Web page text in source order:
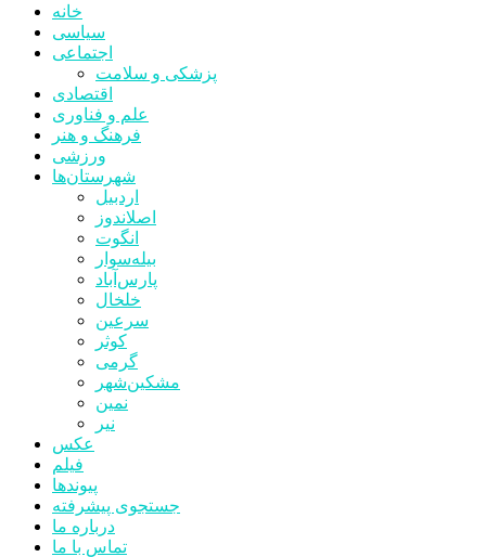
خانه
سیاسی
اجتماعی
پزشکی و سلامت
اقتصادی
علم و فناوری
فرهنگ و هنر
ورزشی
شهرستان‌ها
اردبیل
اصلاندوز
انگوت
بیله‌سوار
پارس‌آباد
خلخال
سرعین
کوثر
گرمی
مشکین‌شهر
نمین
نیر
عکس
فیلم
پیوندها
جستجوی پیشرفته
درباره ما
تماس با ما